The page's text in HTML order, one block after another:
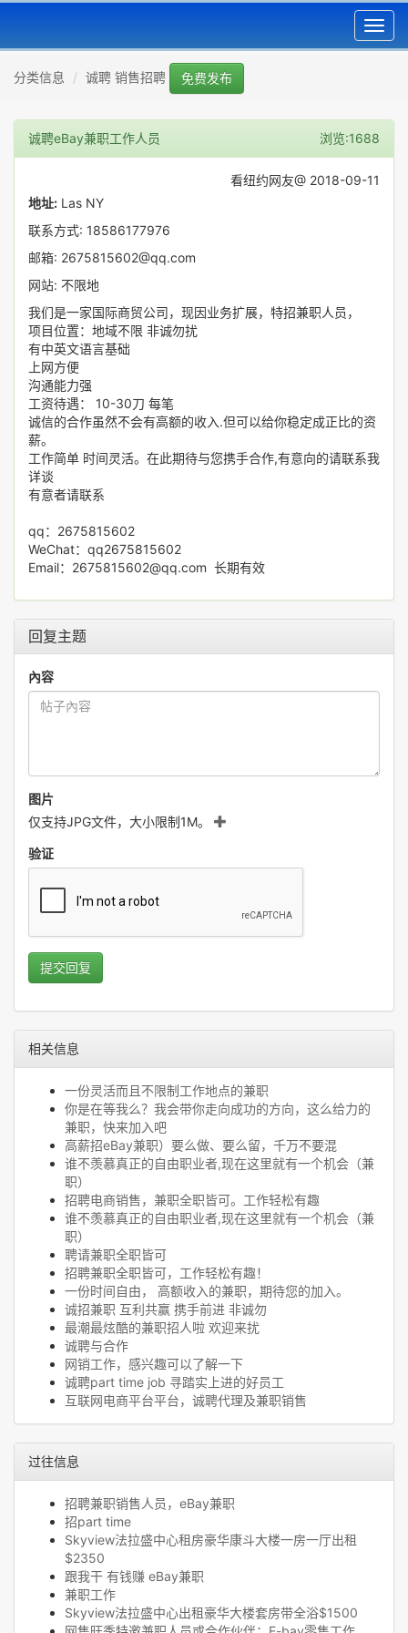
分类信息 诚聘 销售招聘 免费发布
诚聘eBay兼职工作人员 浏览:1688
看纽约网友@ 2018-09-11
地址: Las NY
联系方式: 18586177976
邮箱: 2675815602@qq.com
网站: 不限地
我们是一家国际商贸公司，现因业务扩展，特招兼职人员，
项目位置：地域不限 非诚勿扰
有中英文语言基础
上网方便
沟通能力强
工资待遇： 10-30刀 每笔
诚信的合作虽然不会有高额的收入.但可以给你稳定成正比的资
薪。
工作简单 时间灵活。在此期待与您携手合作,有意向的请联系我
详谈
有意者请联系
qq：2675815602
WeChat：qq2675815602
Email：2675815602@qq.com 长期有效
回复主题
內容
图片
仅支持JPG文件，大小限制1M。
验证
提交回复
相关信息
一份灵活而且不限制工作地点的兼职
你是在等我么？我会带你走向成功的方向，这么给力的
兼职，快来加入吧
高薪招eBay兼职）要么做、要么留，千万不要混
谁不羡慕真正的自由职业者,现在这里就有一个机会（兼
职）
招聘电商销售，兼职全职皆可。工作轻松有趣
谁不羡慕真正的自由职业者,现在这里就有一个机会（兼
职）
聘请兼职全职皆可
招聘兼职全职皆可，工作轻松有趣！
一份时间自由， 高额收入的兼职，期待您的加入。
诚招兼职 互利共赢 携手前进 非诚勿
最潮最炫酷的兼职招人啦 欢迎来扰
诚聘与合作
网销工作，感兴趣可以了解一下
诚聘part time job 寻踏实上进的好员工
互联网电商平台平台，诚聘代理及兼职销售
过往信息
招聘兼职销售人员，eBay兼职
招part time
Skyview法拉盛中心租房豪华康斗大楼一房一厅出租
$2350
跟我干 有钱赚 eBay兼职
兼职工作
Skyview法拉盛中心出租豪华大楼套房带全浴$1500